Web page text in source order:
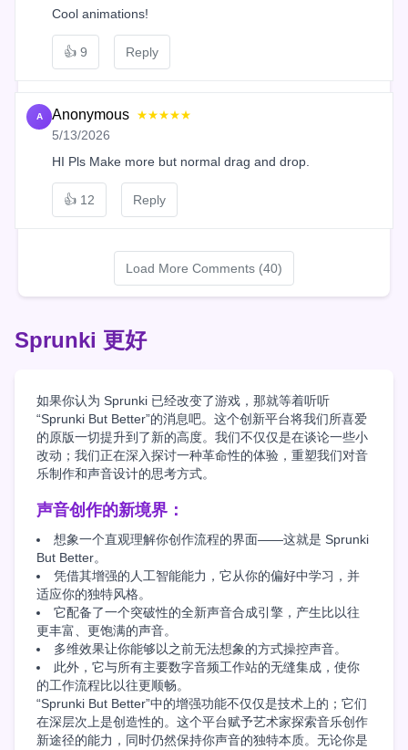
Cool animations!
👍 9 Reply
A Anonymous ★★★★★
5/13/2026
HI Pls Make more but normal drag and drop.
👍 12 Reply
Load More Comments (40)
Sprunki 更好
如果你认为 Sprunki 已经改变了游戏，那就等着听听
“Sprunki But Better”的消息吧。这个创新平台将我们所喜爱
的原版一切提升到了新的高度。我们不仅仅是在谈论一些小
改动；我们正在深入探讨一种革命性的体验，重塑我们对音
乐制作和声音设计的思考方式。
声音创作的新境界：
想象一个直观理解你创作流程的界面——这就是 Sprunki
But Better。
凭借其增强的人工智能能力，它从你的偏好中学习，并
适应你的独特风格。
它配备了一个突破性的全新声音合成引擎，产生比以往
更丰富、更饱满的声音。
多维效果让你能够以之前无法想象的方式操控声音。
此外，它与所有主要数字音频工作站的无缝集成，使你
的工作流程比以往更顺畅。
“Sprunki But Better”中的增强功能不仅仅是技术上的；它们
在深层次上是创造性的。这个平台赋予艺术家探索音乐创作
新途径的能力，同时仍然保持你声音的独特本质。无论你是